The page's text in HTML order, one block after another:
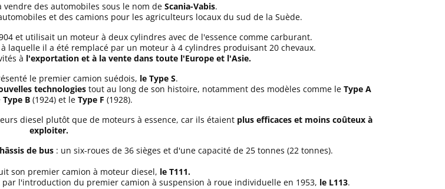
vendre des automobiles sous le nom de Scania-Vabis.
et des camions pour les agriculteurs locaux du sud de la Suède.
et utilisait un moteur à deux cylindres avec de l'essence comme carburant.
laquelle il a été remplacé par un moteur à 4 cylindres produisant 20 chevaux.
à l'exportation et à la vente dans toute l'Europe et l'Asie.
le premier camion suédois, le Type S.
technologiestout au long de son histoire, notamment des modèles comme le Type A
Type B (1924) et le Type F (1928).
diesel plutôt que de moteurs à essence, car ils étaient plus efficaces et moins coûteux à
exploiter.
de bus : un six-roues de 36 sièges et d'une capacité de 25 tonnes (22 tonnes).
son premier camion à moteur diesel, le T111.
par l'introduction du premier camion à suspension à roue individuelle en 1953, le L113.